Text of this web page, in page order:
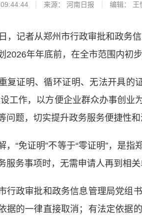
来源： 河南日报 编辑： 王
记者从郑州市行政审批和政务信
2026年年底前，在全市范围内初
证明、循环证明、无法开具的证
设工作，以方便企业群众办事创
问题，切实提升政务服务便捷性和
“免证明”不等于“零证明”，是指
服务事项时，无需申请人再到相
政审批和政务信息管理局党组书
据的一律直接取消；有法定依据